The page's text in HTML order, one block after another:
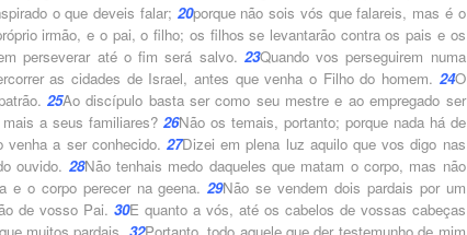
o que deveis falar; 20porque não sois vós que falareis, mas é o
irmão, e o pai, o filho; os filhos se levantarão contra os pais e os
perseverar até o fim será salvo. 23Quando vos perseguirem numa
as cidades de Israel, antes que venha o Filho do homem. 24O
25Ao discípulo basta ser como seu mestre e ao empregado ser
a seus familiares? 26Não os temais, portanto; porque nada há de
venha a ser conhecido. 27Dizei em plena luz aquilo que vos digo nas
ouvido. 28Não tenhais medo daqueles que matam o corpo, mas não
e o corpo perecer na geena.29Não se vendem dois pardais por um
de vosso Pai. 30E quanto a vós, até os cabelos de vossas cabeças